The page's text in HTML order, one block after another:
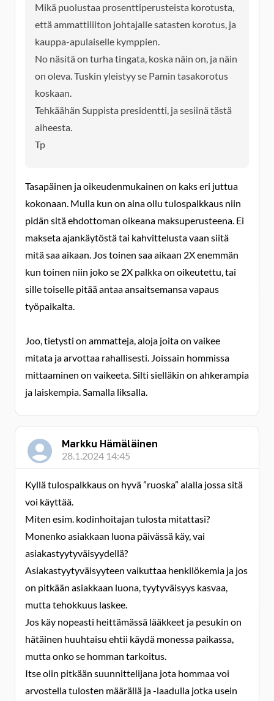
Mikä puolustaa prosenttiperusteista korotusta,
että ammattiliiton johtajalle satasten korotus, ja
kauppa-apulaiselle kymppien.
No näsitä on turha tingata, koska näin on, ja näin
on oleva. Tuskin yleistyy se Pamin tasakorotus
koskaan.
Tehkäähän Suppista presidentti, ja sesiinä tästä
aiheesta.
Tp
Tasapäinen ja oikeudenmukainen on kaks eri juttua
kokonaan. Mulla kun on aina ollu tulospalkkaus niin
pidän sitä ehdottoman oikeana maksuperusteena. Ei
makseta ajankäytöstä tai kahvittelusta vaan siitä
mitä saa aikaan. Jos toinen saa aikaan 2X enemmän
kun toinen niin joko se 2X palkka on oikeutettu, tai
sille toiselle pitää antaa ansaitsemansa vapaus
työpaikalta.
Joo, tietysti on ammatteja, aloja joita on vaikee
mitata ja arvottaa rahallisesti. Joissain hommissa
mittaaminen on vaikeeta. Silti sielläkin on ahkerampia
ja laiskempia. Samalla liksalla.
Markku Hämäläinen
28.1.2024 14:45
Kyllä tulospalkkaus on hyvä ”ruoska” alalla jossa sitä
voi käyttää.
Miten esim. kodinhoitajan tulosta mitattasi?
Monenko asiakkaan luona päivässä käy, vai
asiakastyytyväisyydellä?
Asiakastyytyväisyyteen vaikuttaa henkilökemia ja jos
on pitkään asiakkaan luona, tyytyväisyys kasvaa,
mutta tehokkuus laskee.
Jos käy nopeasti heittämässä lääkkeet ja pesukin on
hätäinen huuhtaisu ehtii käydä monessa paikassa,
mutta onko se homman tarkoitus.
Itse olin pitkään suunnittelijana jota hommaa voi
arvostella tulosten määrällä ja -laadulla jotka usein